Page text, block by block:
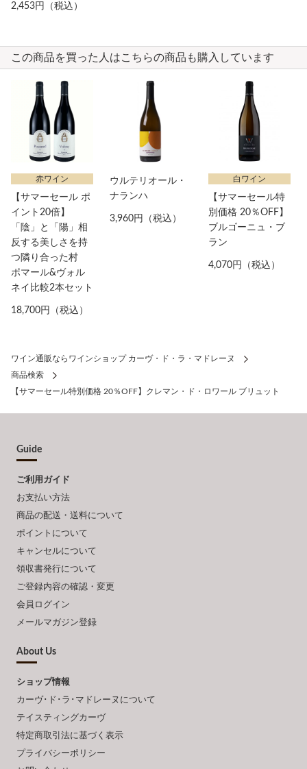
2,453円（税込）
この商品を買った人はこちらの商品も購入しています
赤ワイン
【サマーセール ポ
イント20倍】
「陰」と「陽」相
反する美しさを持
つ隣り合った村
ポマール&ヴォル
ネイ比較2本セット
18,700円（税込）
ウルテリオール・
ナランハ
3,960円（税込）
白ワイン
【サマーセール特
別価格 20％OFF】
ブルゴーニュ・ブ
ラン
4,070円（税込）
ワイン通販ならワインショップ カーヴ・ド・ラ・マドレーヌ
商品検索
【サマーセール特別価格 20％OFF】クレマン・ド・ロワール ブリュット
Guide
ご利用ガイド
お支払い方法
商品の配送・送料について
ポイントについて
キャンセルについて
領収書発行について
ご登録内容の確認・変更
会員ログイン
メールマガジン登録
About Us
ショップ情報
カーヴ･ド･ラ･マドレーヌについて
テイスティングカーヴ
特定商取引法に基づく表示
プライバシーポリシー